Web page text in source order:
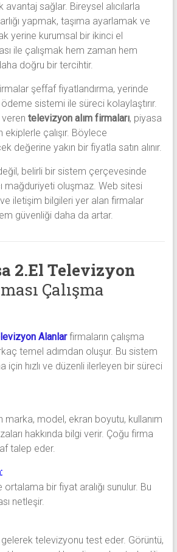
avantaj sağlar. Bireysel alıcılarla
yapmak, taşıma ayarlamak ve
yerine kurumsal bir ikinci el
ile çalışmak hem zaman hem
doğru bir tercihtir.
şeffaf fiyatlandırma, yerinde
sistemi ile süreci kolaylaştırır.
televizyon alım firmaları, piyasa
çalışır. Böylece
değerine yakın bir fiyatla satın alınır.
belirli bir sistem çerçevesinde
mağduriyeti oluşmaz. Web sitesi
iletişim bilgileri yer alan firmalar
güvenliği daha da artar.
2.El Televizyon
Çalışma
Alanlarfirmaların çalışma
temel adımdan oluşur. Bu sistem
için hızlı ve düzenli ilerleyen bir süreci
marka, model, ekran boyutu, kullanım
hakkında bilgi verir. Çoğu firma
talep eder.
bir fiyat aralığı sunulur. Bu
netleşir.
televizyonu test eder. Görüntü,